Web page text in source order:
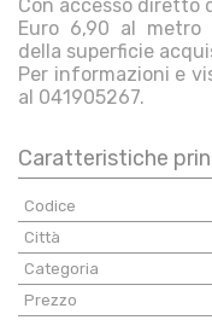
Con accesso diretto
Euro 6,90 al
della superficie
Per informazioni e
al 041905267.
Caratteristiche
Codice
Città
Categoria
Prezzo